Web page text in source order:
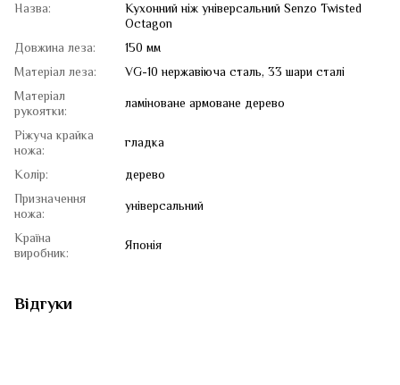
Назва:
Кухонний ніж універсальний Senzo Twisted
Octagon
Довжина леза:
150 мм
Матеріал леза:
VG-10 нержавіюча сталь, 33 шари сталі
Матеріал
рукоятки:
ламіноване армоване дерево
Ріжуча крайка
ножа:
гладка
Колір:
дерево
Призначення
ножа:
універсальний
Країна
виробник:
Японія
Відгуки